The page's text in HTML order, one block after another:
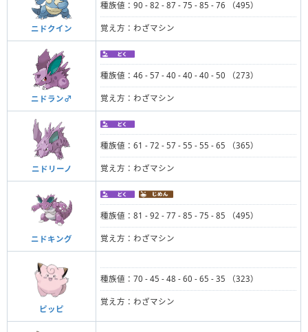
ニドクイン
種族値：90 - 82 - 87 - 75 - 85 - 76 （495）
覚え方：わざマシン
ニドラン♂
種族値：46 - 57 - 40 - 40 - 40 - 50 （273）
覚え方：わざマシン
ニドリーノ
種族値：61 - 72 - 57 - 55 - 55 - 65 （365）
覚え方：わざマシン
ニドキング
種族値：81 - 92 - 77 - 85 - 75 - 85 （495）
覚え方：わざマシン
ピッピ
種族値：70 - 45 - 48 - 60 - 65 - 35 （323）
覚え方：わざマシン